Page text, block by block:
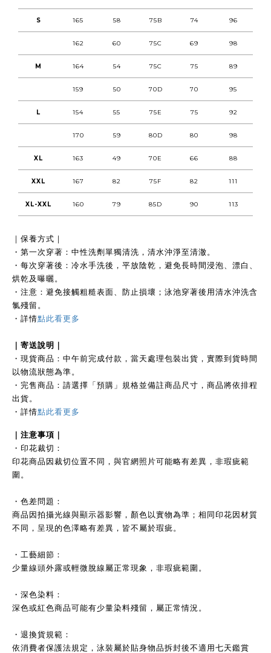
S 165 58 75B 74 96
162 60 75C 69 98
M 164 54 75C 75 89
159 50 70D 70 95
L 154 55 75E 75 92
170 59 80D 80 98
XL 163 49 70E 66 88
XXL 167 82 75F 82 111
XL-XXL 160 79 85D 90 113
｜保養方式｜
・第一次穿著：中性洗劑單獨清洗，清水沖淨至清澈。
・每次穿著後：冷水手洗後，平放陰乾，避免長時間浸泡、漂白、
烘乾及曝曬。
・注意：避免接觸粗糙表面、防止損壞；泳池穿著後用清水沖洗含
氯殘留。
・ 詳情點此看更多
｜ 寄送說明｜
・現貨商品：中午前完成付款，當天處理包裝出貨，實際到貨時間
以物流狀態為準。
・完售商品：請選擇「預購」規格並備註商品尺寸，商品將依排程
出貨。
・詳情點此看更多
｜注意事項｜
・印花裁切：
印花商品因裁切位置不同，與官網照片可能略有差異，非瑕疵範
圍。
・色差問題：
商品因拍攝光線與顯示器影響，顏色以實物為準；相同印花因材質
不同，呈現的色澤略有差異，皆不屬於瑕疵。
・工藝細節：
少量線頭外露或輕微脫線屬正常現象，非瑕疵範圍。
・深色染料：
深色或紅色商品可能有少量染料殘留，屬正常情況。
・退換貨規範：
依消費者保護法規定，泳裝屬於貼身物品拆封後不適用七天鑑賞